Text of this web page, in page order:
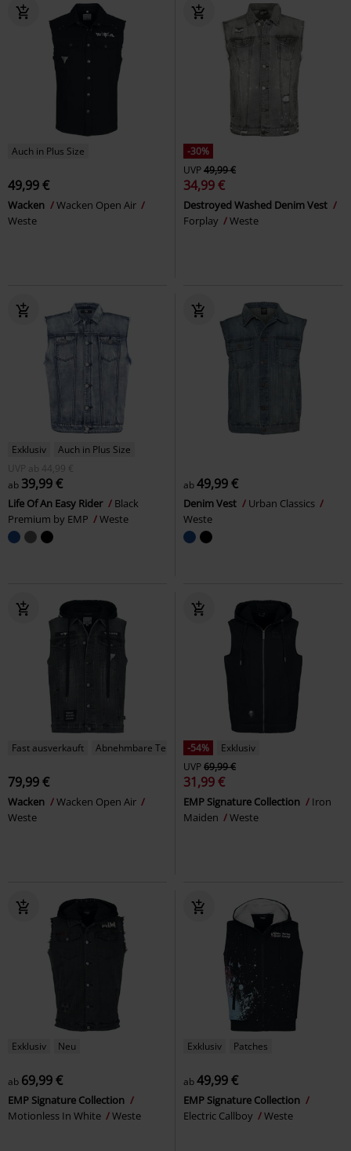
Auch in Plus Size
49,99 €
Wacken
Wacken Open Air
Weste
-30%
UVP49,99 €
34,99 €
Destroyed Washed Denim Vest
Forplay
Weste
Exklusiv
Auch in Plus Size
UVP
ab
44,99 €
ab 39,99 €
Life Of An Easy Rider
Black
Premium by EMP
Weste
ab49,99 €
Denim Vest
Urban Classics
Weste
Fast ausverkauft Abnehmbare Teile
79,99 €
Wacken
Wacken Open Air
Weste
-54%
Exklusiv
UVP69,99 €
31,99 €
EMP Signature Collection
Iron
Maiden
Weste
Exklusiv Neu
ab 69,99 €
EMP Signature Collection
Motionless In White
Weste
Exklusiv Patches
ab49,99 €
EMP Signature Collection
Electric Callboy
Weste